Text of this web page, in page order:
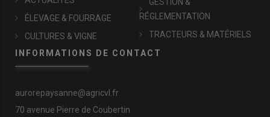
ÉLEVAGE & FOURRAGE
CULTURES & VIGNE
RÉGLEMENTATION
TRACTEURS & MATÉRIELS
INFORMATIONS DE CONTACT
aurorepaysanne@agricvl.fr
70 avenue Pierre de Coubertin